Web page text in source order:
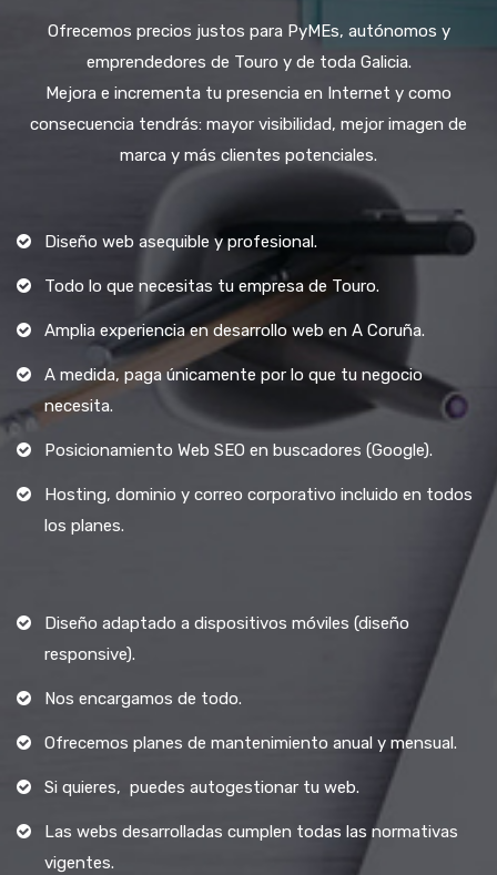
Ofrecemos precios justos para PyMEs, autónomos y
emprendedores de Touro y de toda Galicia.
Mejora e incrementa tu presencia en Internet y como
consecuencia tendrás: mayor visibilidad, mejor imagen de
marca y más clientes potenciales.
Diseño web asequible y profesional.
Todo lo que necesitas tu empresa de Touro.
Amplia experiencia en desarrollo web en A Coruña.
A medida, paga únicamente por lo que tu negocio
necesita.
Posicionamiento Web SEO en buscadores (Google).
Hosting, dominio y correo corporativo incluido en todos
los planes.
Diseño adaptado a dispositivos móviles (diseño
responsive).
Nos encargamos de todo.
Ofrecemos planes de mantenimiento anual y mensual.
Si quieres, puedes autogestionar tu web.
Las webs desarrolladas cumplen todas las normativas
vigentes.